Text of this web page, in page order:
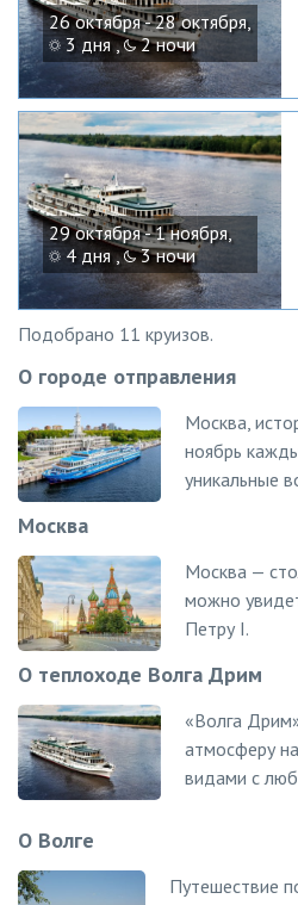
26 октября - 28 октября,
3 дня , 2 ночи
29 октября - 1 ноября,
4 дня , 3 ночи
Подобрано 11 круизов.
О городе отправления
Москва,
ноябрь
уникальные
Москва
Москва —
можно
Петру I.
О теплоходе Волга Дрим
«Волга
атмосферу
видами с
О Волге
Путешествие